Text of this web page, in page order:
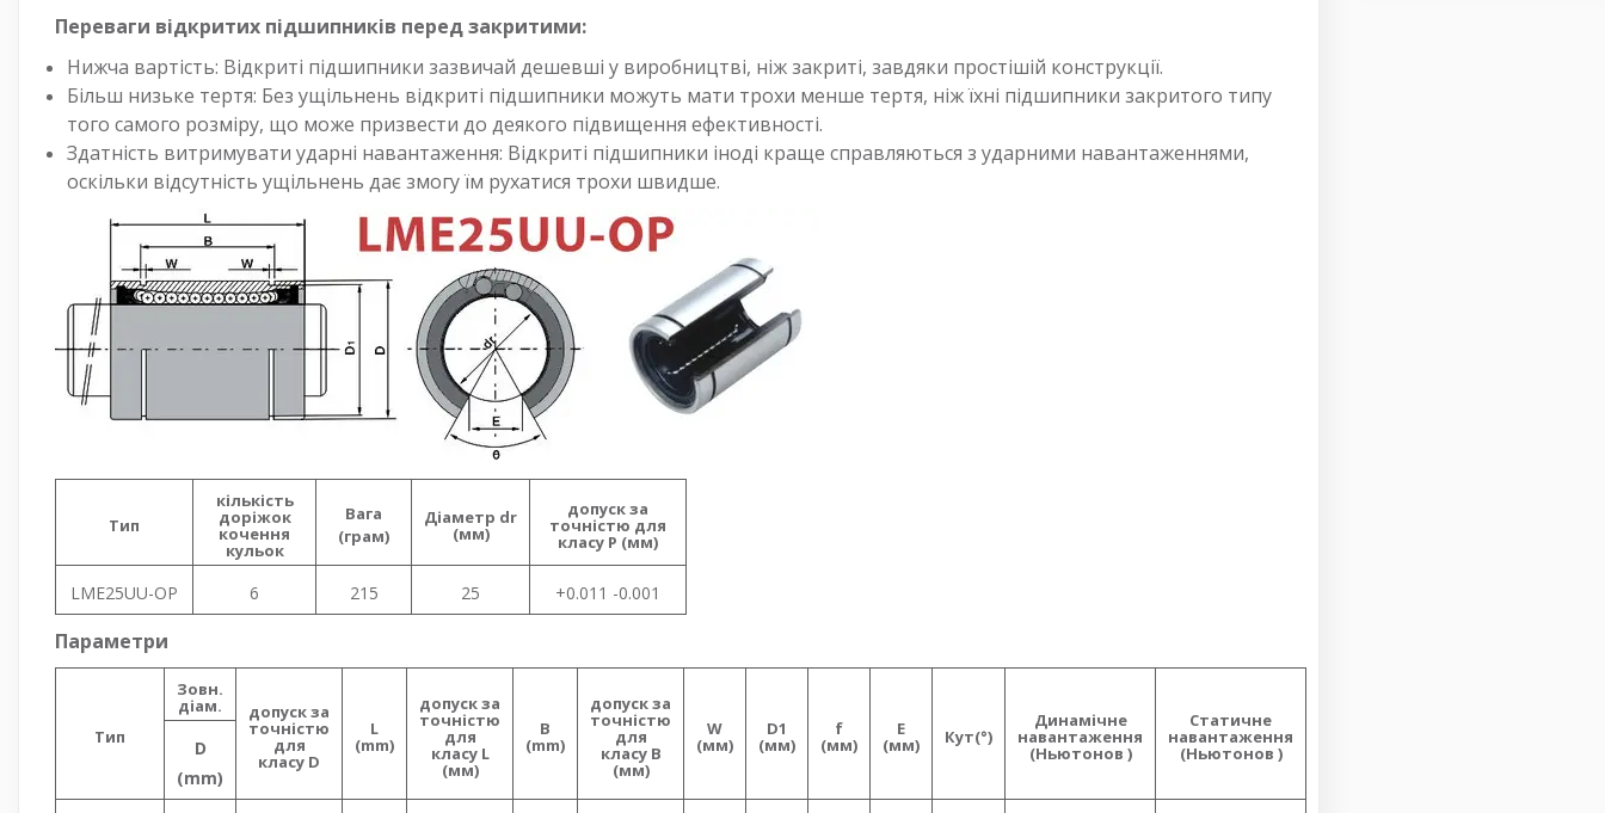
Переваги відкритих підшипників перед закритими:
Нижча вартість: Відкриті підшипники зазвичай дешевші у виробництві, ніж закриті, завдяки простішій конструкції.
Більш низьке тертя: Без ущільнень відкриті підшипники можуть мати трохи менше тертя, ніж їхні підшипники закритого типу
того самого розміру, що може призвести до деякого підвищення ефективності.
Здатність витримувати ударні навантаження: Відкриті підшипники іноді краще справляються з ударними навантаженнями,
оскільки відсутність ущільнень дає змогу їм рухатися трохи швидше.
Тип
кількість
доріжок
кочення
кульок
Вага
(грам)
Діаметр dr
(мм)
допуск за
точністю для
класу P (мм)
LME25UU-OP 6 215 25 +0.011 -0.001
Параметри
Тип
Зовн.
діам. допуск за
точністю
для
класу D
L
(mm)
допуск за
точністю
для
класу L
(мм)
B
(mm)
допуск за
точністю
для
класу В
(мм)
W
(мм)
D1
(мм)
f
(мм)
E
(мм) Кут(°)
Динамічне
навантаження
(Ньютонов )
Статичне
навантаження
(Ньютонов )
D
(mm)